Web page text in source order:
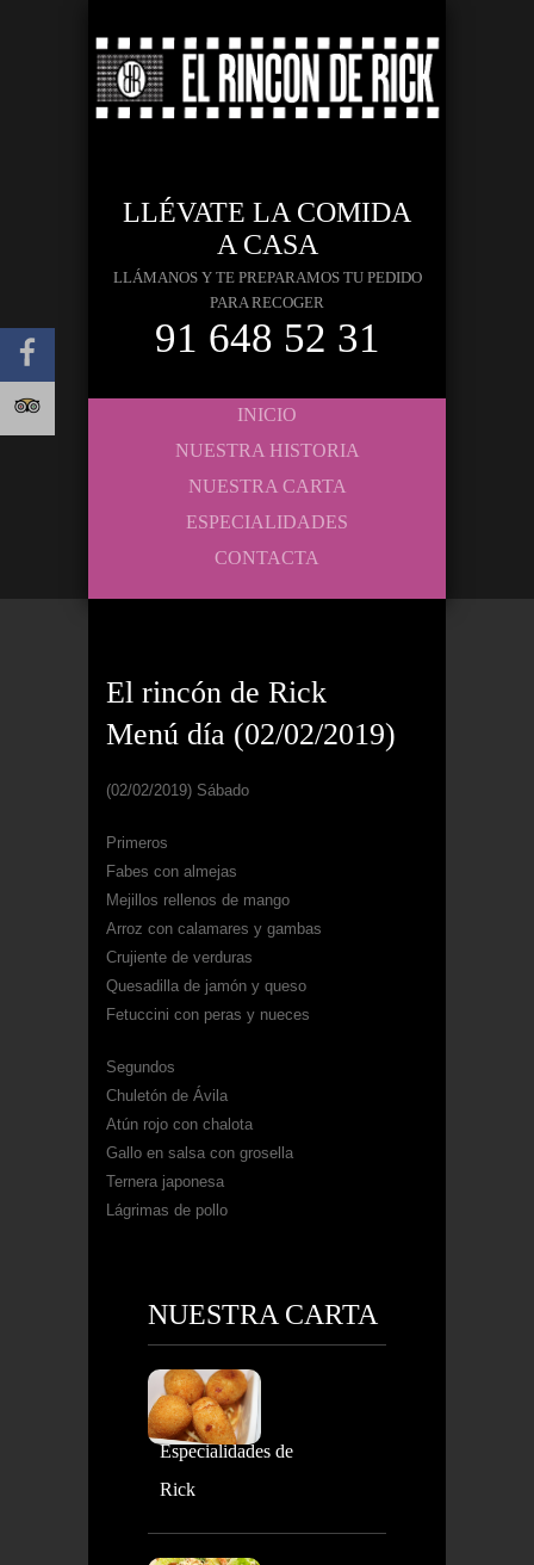
LLÉVATE LA COMIDA
A CASA
LLÁMANOS Y TE PREPARAMOS TU PEDIDO
PARA RECOGER
91 648 52 31
INICIO
NUESTRA HISTORIA
NUESTRA CARTA
ESPECIALIDADES
CONTACTA
El rincón de Rick
Menú día (02/02/2019)
(02/02/2019) Sábado
Primeros
Fabes con almejas
Mejillos rellenos de mango
Arroz con calamares y gambas
Crujiente de verduras
Quesadilla de jamón y queso
Fetuccini con peras y nueces
Segundos
Chuletón de Ávila
Atún rojo con chalota
Gallo en salsa con grosella
Ternera japonesa
Lágrimas de pollo
NUESTRA CARTA
Especialidades de
Rick